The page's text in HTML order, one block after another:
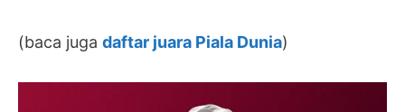
(baca juga daftar juara Piala Dunia)